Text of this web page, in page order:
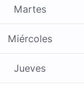
Martes
Miércoles
Jueves